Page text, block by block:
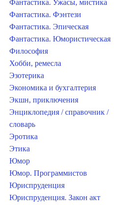
Фантастика. Ужасы, мистика
Фантастика. Фэнтези
Фантастика. Эпическая
Фантастика. Юмористическая
Философия
Хобби, ремесла
Эзотерика
Экономика и бухгалтерия
Экшн, приключения
Энциклопедия / справочник /
словарь
Эротика
Этика
Юмор
Юмор. Программистов
Юриспруденция
Юриспруденция. Закон акт